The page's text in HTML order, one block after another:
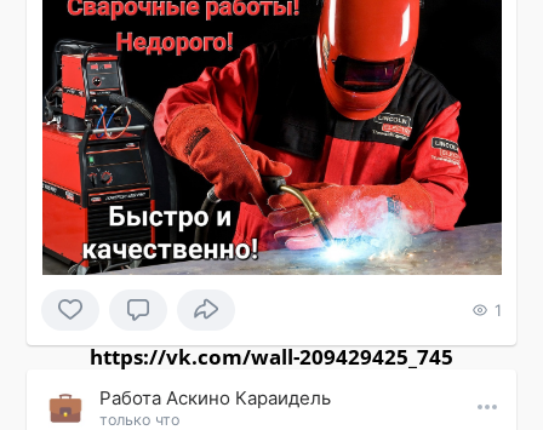
1
https://vk.com/wall-209429425_745
Работа Аскино Караидель
только что